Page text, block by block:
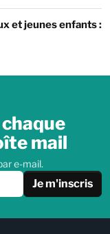
et jeunes enfants :
mail
e-mail.
Je m'inscris